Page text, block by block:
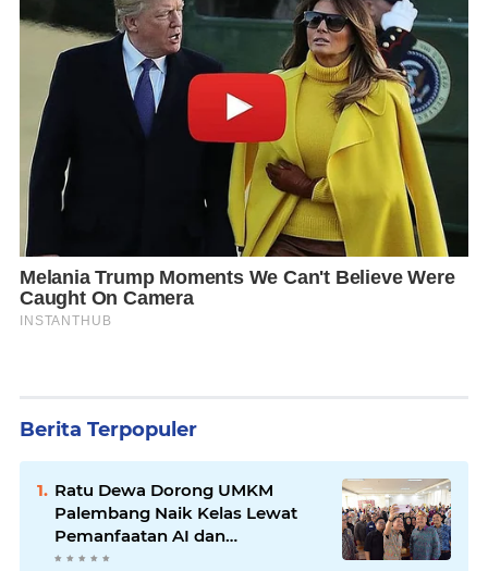
Berita Terpopuler
Ratu Dewa Dorong UMKM
Palembang Naik Kelas Lewat
Pemanfaatan AI dan
Transformasi Digital